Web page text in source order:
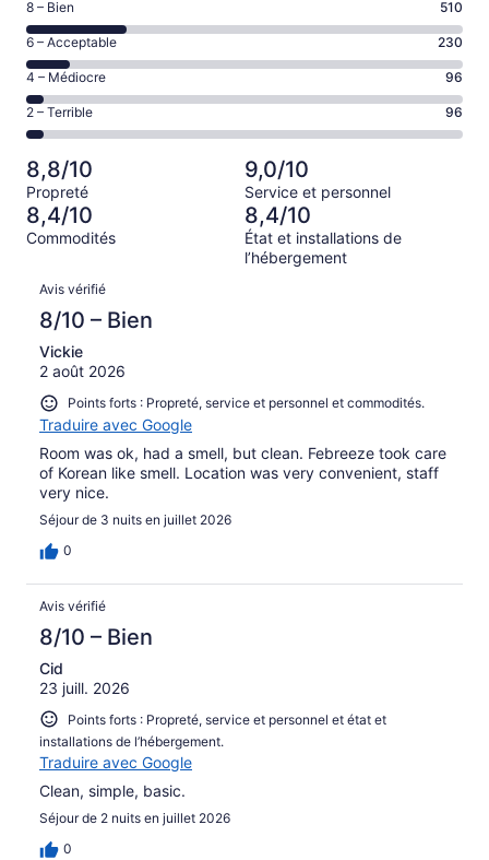
–
Excellent,
d’après
1333 avis
sur 2265.
Note
de 8
–
Bien,
d’après
510 avis
sur 2265.
8 – Bien 510
Note
de 6
–
Acceptable,
d’après
sur 2265.
6 – Acceptable 230
Note
de 4
–
Médiocre,
d’après
96 avis
sur 2265.
4 – Médiocre 96
Note
de 2
–
Terrible,
d’après
96 avis
sur 2265.
2 – Terrible 96
8,8/10
Propreté
9,0/10
Service et personnel
8,4/10
Commodités
8,4/10
État et installations de
l’hébergement
Avis
Avis vérifié
8/10 – Bien
Vickie
2 août 2026
Points forts : Propreté, service et personnel et commodités.
Traduire avec Google
Room was ok, had a smell, but clean. Febreeze took care
of Korean like smell. Location was very convenient, staff
very nice.
Séjour de 3 nuits en juillet 2026
0
Avis vérifié
8/10 – Bien
Cid
23 juill. 2026
Points forts : Propreté, service et personnel et état et
installations de l’hébergement.
Traduire avec Google
Clean, simple, basic.
Séjour de 2 nuits en juillet 2026
0